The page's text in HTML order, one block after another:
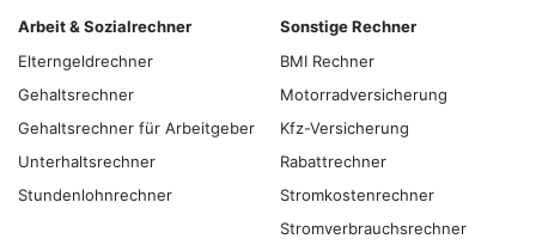
Arbeit & Sozialrechner
Elterngeldrechner
Gehaltsrechner
Gehaltsrechner für Arbeitgeber
Unterhaltsrechner
Stundenlohnrechner
Sonstige Rechner
BMI Rechner
Motorradversicherung
Kfz-Versicherung
Rabattrechner
Stromkostenrechner
Stromverbrauchsrechner